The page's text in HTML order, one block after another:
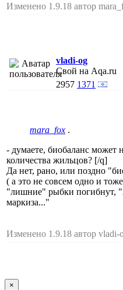
Изменено 1.9.18 автор
vladi-og
Свой на Aqa.ru
2957 1371
mara_fox .
- думаете, биобаланс может
количества жильцов? [/q]
Да нет, рано, или поздно
( а это не совсем одно и
"лишние" рыбки погибнут,
маркиза..."
Изменено 1.9.18 автор vladi-
×